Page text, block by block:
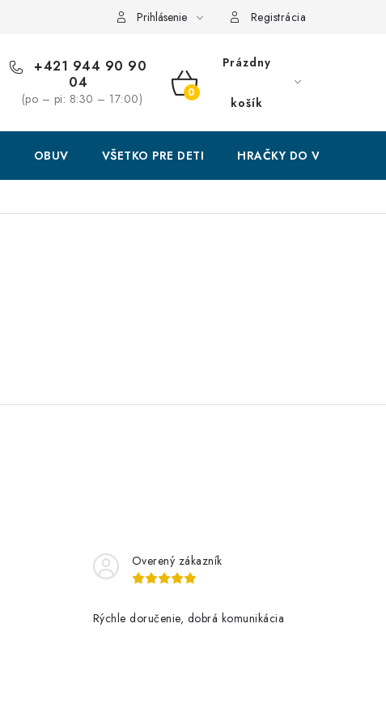
Prihlásenie Registrácia
+421 944 90 90
04
(po – pi: 8:30 – 17:00)
NÁKUPNÝ
Prázdny
košík
OBUV VŠETKO PRE DETI HRAČKY DO VODY
Overený zákazník
Rýchle doručenie, dobrá komunikácia